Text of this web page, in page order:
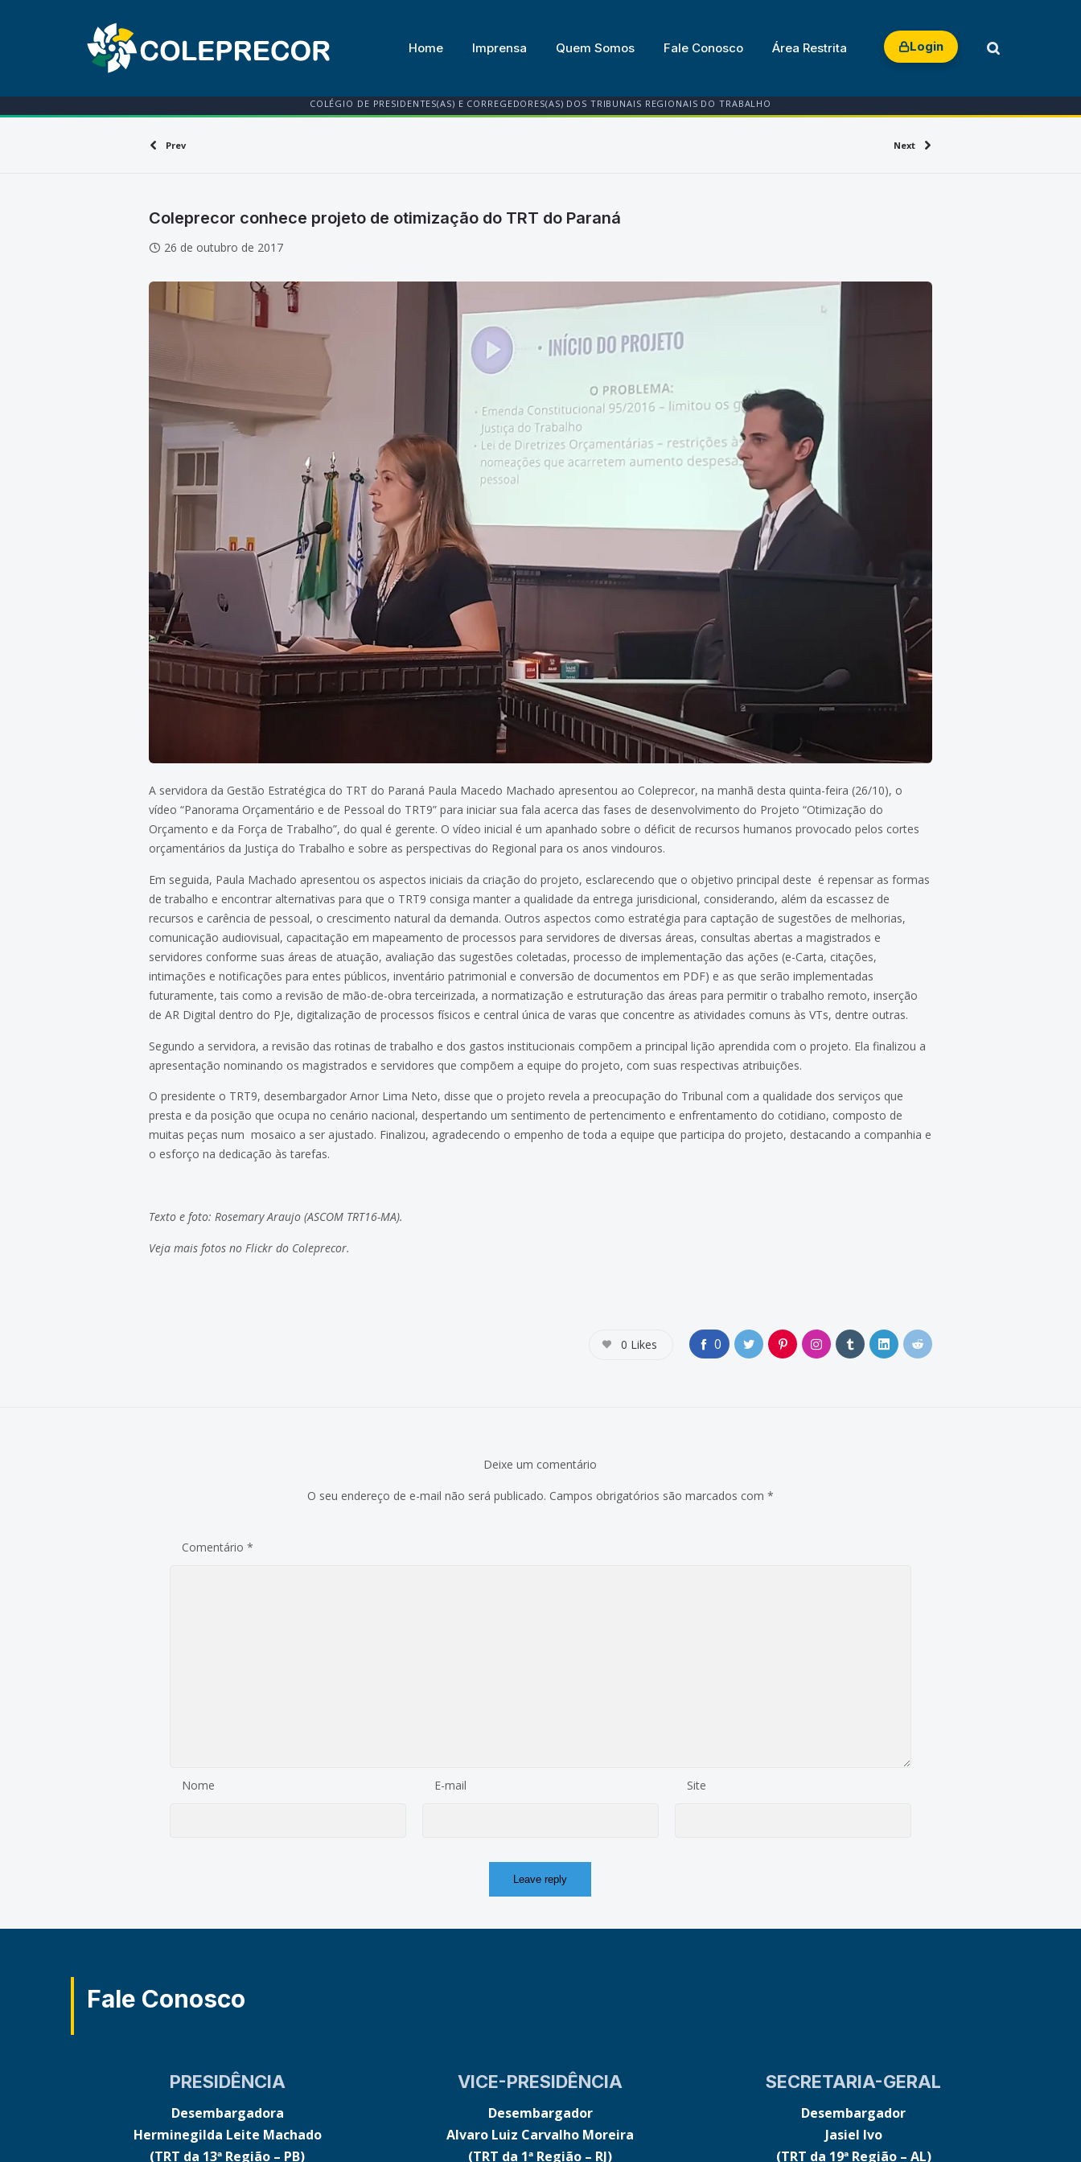
Home Imprensa Quem Somos Fale Conosco Área Restrita Login
COLÉGIO DE PRESIDENTES(AS) E CORREGEDORES(AS) DOS TRIBUNAIS REGIONAIS DO TRABALHO
Prev Next
Coleprecor conhece projeto de otimização do TRT do Paraná
26 de outubro de 2017
A servidora da Gestão Estratégica do TRT do Paraná Paula Macedo Machado apresentou ao Coleprecor, na manhã desta quinta-feira (26/10), o
vídeo “Panorama Orçamentário e de Pessoal do TRT9” para iniciar sua fala acerca das fases de desenvolvimento do Projeto “Otimização do
Orçamento e da Força de Trabalho”, do qual é gerente. O vídeo inicial é um apanhado sobre o déficit de recursos humanos provocado pelos cortes
orçamentários da Justiça do Trabalho e sobre as perspectivas do Regional para os anos vindouros.
Em seguida, Paula Machado apresentou os aspectos iniciais da criação do projeto, esclarecendo que o objetivo principal deste é repensar as formas
de trabalho e encontrar alternativas para que o TRT9 consiga manter a qualidade da entrega jurisdicional, considerando, além da escassez de
recursos e carência de pessoal, o crescimento natural da demanda. Outros aspectos como estratégia para captação de sugestões de melhorias,
comunicação audiovisual, capacitação em mapeamento de processos para servidores de diversas áreas, consultas abertas a magistrados e
servidores conforme suas áreas de atuação, avaliação das sugestões coletadas, processo de implementação das ações (e-Carta, citações,
intimações e notificações para entes públicos, inventário patrimonial e conversão de documentos em PDF) e as que serão implementadas
futuramente, tais como a revisão de mão-de-obra terceirizada, a normatização e estruturação das áreas para permitir o trabalho remoto, inserção
de AR Digital dentro do PJe, digitalização de processos físicos e central única de varas que concentre as atividades comuns às VTs, dentre outras.
Segundo a servidora, a revisão das rotinas de trabalho e dos gastos institucionais compõem a principal lição aprendida com o projeto. Ela finalizou a
apresentação nominando os magistrados e servidores que compõem a equipe do projeto, com suas respectivas atribuições.
O presidente o TRT9, desembargador Arnor Lima Neto, disse que o projeto revela a preocupação do Tribunal com a qualidade dos serviços que
presta e da posição que ocupa no cenário nacional, despertando um sentimento de pertencimento e enfrentamento do cotidiano, composto de
muitas peças num mosaico a ser ajustado. Finalizou, agradecendo o empenho de toda a equipe que participa do projeto, destacando a companhia e
o esforço na dedicação às tarefas.
Texto e foto: Rosemary Araujo (ASCOM TRT16-MA).
Veja mais fotos noFlickr do Coleprecor.
0
0 Likes
Deixe um comentário
O seu endereço de e-mail não será publicado. Campos obrigatórios são marcados com *
Comentário*
Nome E-mail Site
Fale Conosco
PRESIDÊNCIA
Desembargadora
Herminegilda Leite Machado
(TRT da 13ª Região – PB)
VICE-PRESIDÊNCIA
Desembargador
Alvaro Luiz Carvalho Moreira
(TRT da 1ª Região – RJ)
SECRETARIA-GERAL
Desembargador
Jasiel Ivo
(TRT da 19ª Região – AL)